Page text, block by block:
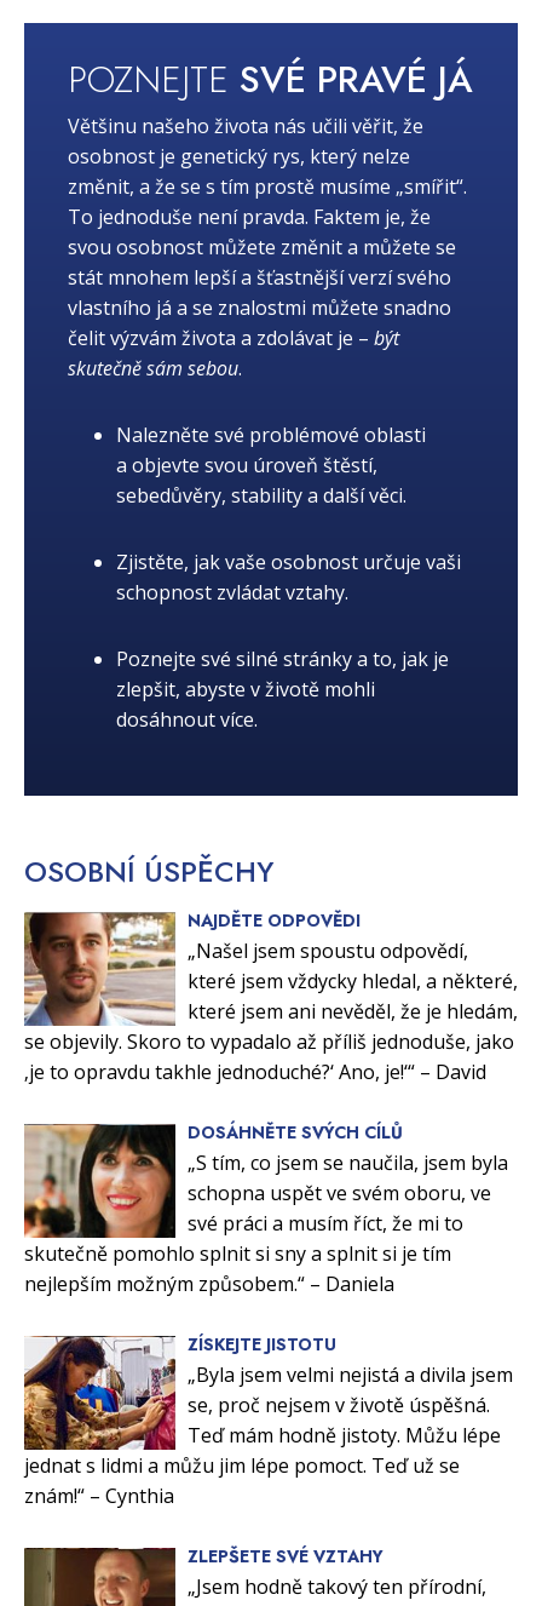
POZNEJTE SVÉ PRAVÉ JÁ
Většinu našeho života nás učili věřit, že
osobnost je genetický rys, který nelze
změnit, a že se s tím prostě musíme „smířit“.
To jednoduše není pravda. Faktem je, že
svou osobnost můžete změnit a můžete se
stát mnohem lepší a šťastnější verzí svého
vlastního já a se znalostmi můžete snadno
čelit výzvám života a zdolávat je – být
skutečně sám sebou.
Nalezněte své problémové oblasti
a objevte svou úroveň štěstí,
sebedůvěry, stability a další věci.
Zjistěte, jak vaše osobnost určuje vaši
schopnost zvládat vztahy.
Poznejte své silné stránky a to, jak je
zlepšit, abyste v životě mohli
dosáhnout více.
OSOBNÍ ÚSPĚCHY
NAJDĚTE ODPOVĚDI
„Našel jsem spoustu odpovědí,
které jsem vždycky hledal, a některé,
které jsem ani nevěděl, že je hledám,
se objevily. Skoro to vypadalo až příliš jednoduše, jako
‚je to opravdu takhle jednoduché?‘ Ano, je!‘“ – David
DOSÁHNĚTE SVÝCH CÍLŮ
„S tím, co jsem se naučila, jsem byla
schopna uspět ve svém oboru, ve
své práci a musím říct, že mi to
skutečně pomohlo splnit si sny a splnit si je tím
nejlepším možným způsobem.“ – Daniela
ZÍSKEJTE JISTOTU
„Byla jsem velmi nejistá a divila jsem
se, proč nejsem v životě úspěšná.
Teď mám hodně jistoty. Můžu lépe
jednat s lidmi a můžu jim lépe pomoct. Teď už se
znám!“ – Cynthia
ZLEPŠETE SVÉ VZTAHY
„Jsem hodně takový ten přírodní,